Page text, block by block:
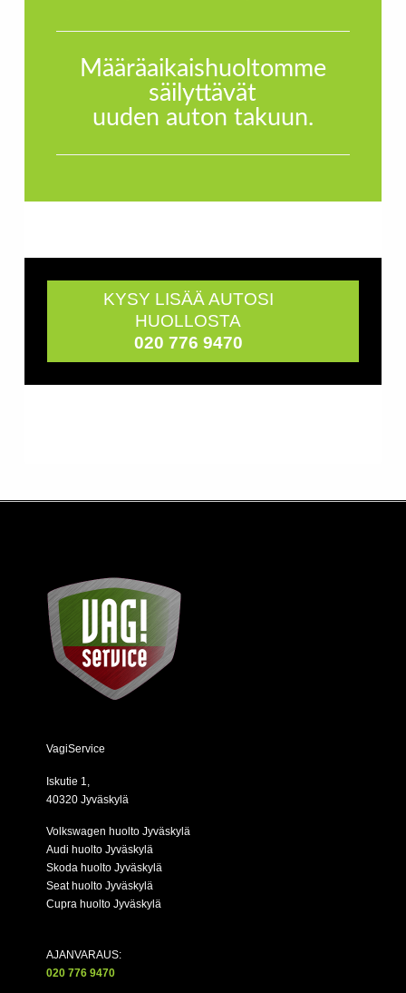
Määräaikaishuoltomme
säilyttävät
uuden auton takuun.
KYSY LISÄÄ AUTOSI
HUOLLOSTA
020 776 9470
VagiService
Iskutie 1,
40320 Jyväskylä
Volkswagen huolto Jyväskylä
Audi huolto Jyväskylä
Skoda huolto Jyväskylä
Seat huolto Jyväskylä
Cupra huolto Jyväskylä
AJANVARAUS:
020 776 9470